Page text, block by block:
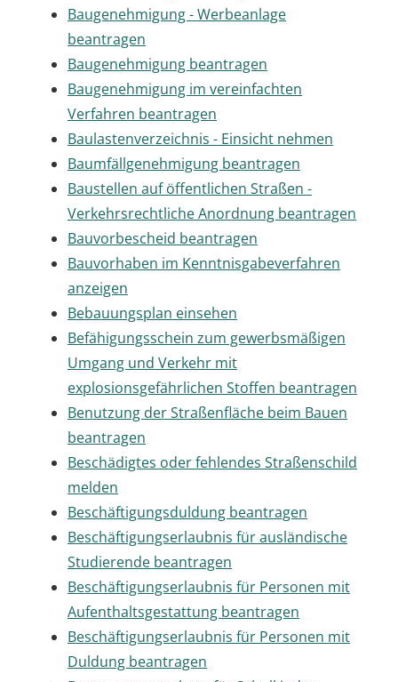
Baugenehmigung - Werbeanlage
beantragen
Baugenehmigung beantragen
Baugenehmigung im vereinfachten
Verfahren beantragen
Baulastenverzeichnis - Einsicht nehmen
Baumfällgenehmigung beantragen
Baustellen auf öffentlichen Straßen -
Verkehrsrechtliche Anordnung beantragen
Bauvorbescheid beantragen
Bauvorhaben im Kenntnisgabeverfahren
anzeigen
Bebauungsplan einsehen
Befähigungsschein zum gewerbsmäßigen
Umgang und Verkehr mit
explosionsgefährlichen Stoffen beantragen
Benutzung der Straßenfläche beim Bauen
beantragen
Beschädigtes oder fehlendes Straßenschild
melden
Beschäftigungsduldung beantragen
Beschäftigungserlaubnis für ausländische
Studierende beantragen
Beschäftigungserlaubnis für Personen mit
Aufenthaltsgestattung beantragen
Beschäftigungserlaubnis für Personen mit
Duldung beantragen